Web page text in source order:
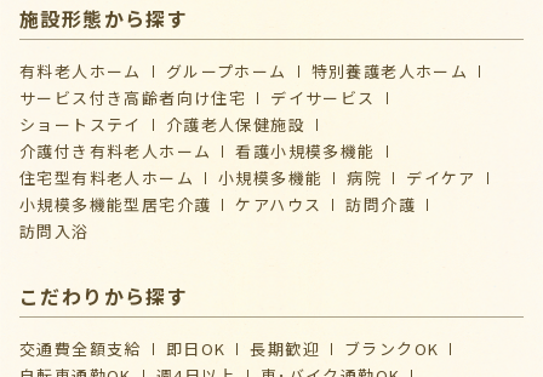
施設形態から探す
有料老人ホーム グループホーム
特別養護老人ホーム
サービス付き高齢者向け住宅
デイサービス
ショートステイ
介護⽼⼈保健施設
介護付き有料老人ホーム
看護小規模多機能
住宅型有料老人ホーム
小規模多機能 病院
デイケア
⼩規模多機能型居宅介護
ケアハウス
訪問介護
訪問入浴
こだわりから探す
交通費全額支給 即日OK 長期歓迎
ブランクOK